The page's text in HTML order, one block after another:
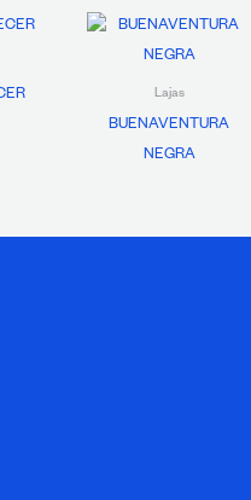
Lajas
BUENAVENTURA
NEGRA